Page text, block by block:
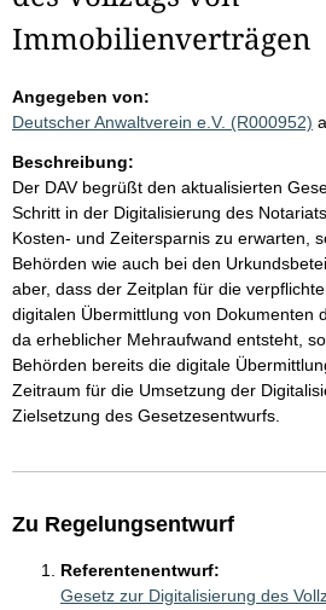
Immobilienverträgen
Angegeben von:
Deutscher Anwaltverein e.V. (R000952)
Beschreibung:
Der DAV begrüßt den aktualisierten
Schritt in der Digitalisierung des
Kosten- und Zeitersparnis zu erwarten,
Behörden wie auch bei den
aber, dass der Zeitplan für die
digitalen Übermittlung von Dokumenten
da erheblicher Mehraufwand entsteht,
Behörden bereits die digitale
Zeitraum für die Umsetzung der
Zielsetzung des Gesetzesentwurfs.
Zu Regelungsentwurf
Referentenentwurf:
Gesetz zur Digitalisierung des